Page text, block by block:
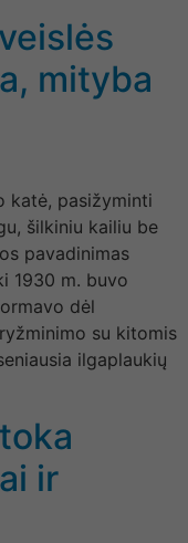
mityba
katė, pasižyminti
šilkiniu kailiu be
pavadinimas
1930 m. buvo
dėl
su kitomis
ilgaplaukių
ir